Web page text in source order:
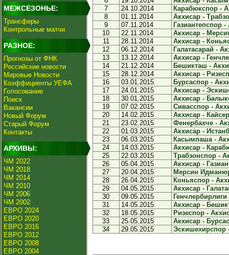
МЕЖСЕЗОНЬЕ:
Трансферы
Контрольные матчи
РАЗНОЕ:
Прогнозы от ФНК
Российские новости
Мировые Новости
Коэффициенты УЕФА
Голосование
Поиск
Вакансии
Новый Форум
Старый Форум
Контакты
АРХИВЫ:
ЧМ 2022
ЧМ 2018
ЧМ 2014
ЧМ 2010
ЧМ 2006
ЧМ 2002
ЕВРО 2024
ЕВРО 2020
ЕВРО 2016
ЕВРО 2012
ЕВРО 2008
ЕВРО 2004
7
24.10.2014
Карабюкспор -
8
01.11.2014
Акхисар -
9
07.11.2014
Газиантепспор
10
22.11.2014
Акхисар -
11
28.11.2014
Акхисар -
12
06.12.2014
Галатасарай -
13
13.12.2014
Акхисар -
14
21.12.2014
Бешикташ -
15
28.12.2014
Акхисар -
16
03.01.2015
Бурсаспор -
17
24.01.2015
Акхисар -
18
30.01.2015
Акхисар -
19
07.02.2015
Сивасспор -
20
14.02.2015
Акхисар -
21
23.02.2015
Фенербахче -
22
01.03.2015
Акхисар -
23
06.03.2015
Касымпаша -
24
14.03.2015
Акхисар -
25
22.03.2015
Трабзонспор -
26
05.04.2015
Акхисар -
27
20.04.2015
Мерсин
28
26.04.2015
Коньяспор -
29
04.05.2015
Акхисар -
30
09.05.2015
31
14.05.2015
Акхисар -
32
18.05.2015
Ризеспор -
33
25.05.2015
Акхисар -
34
29.05.2015 Эскишехирспор